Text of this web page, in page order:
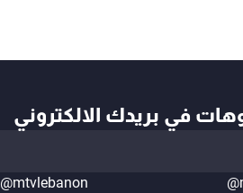
في بريدك الالكتروني
@mtvlebanon